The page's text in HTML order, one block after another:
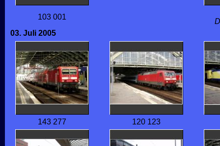
103 001
03. Juli 2005
143 277 120 123